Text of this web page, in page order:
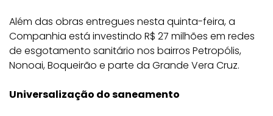
Além das obras entregues nesta quinta-feira, a
Companhia está investindo R$ 27 milhões em redes
de esgotamento sanitário nos bairros Petropólis,
Nonoai, Boqueirão e parte da Grande Vera Cruz.
Universalização do saneamento